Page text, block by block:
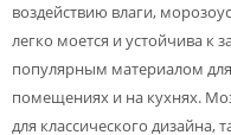
воздействию влаги,
легко моется и устойчива к
популярным материалом
помещениях и на кухнях.
для классического дизайна,